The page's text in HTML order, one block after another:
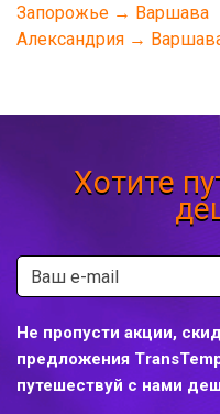
Запорожье → Варшава
Александрия →
Хотите
Не пропусти акции,
предложения
путешествуй с нами